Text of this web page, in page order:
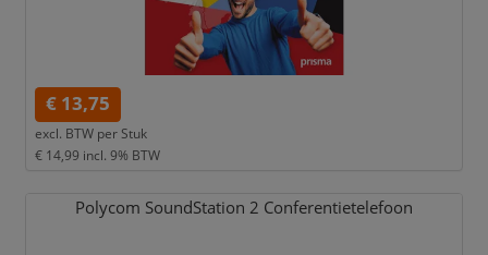
€ 13,75
excl. BTW per Stuk
€ 14,99 incl. 9% BTW
Polycom SoundStation 2 Conferentietelefoon